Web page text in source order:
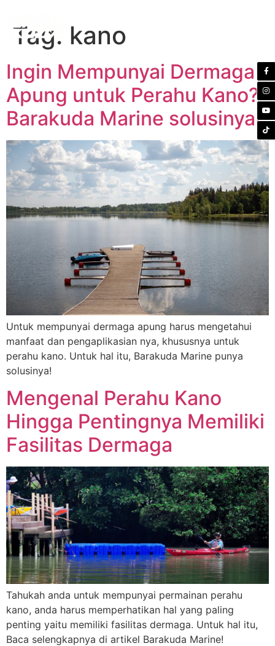
Tag: kano
Ingin Mempunyai Dermaga
Apung untuk Perahu Kano?
Barakuda Marine solusinya!
Untuk mempunyai dermaga apung harus mengetahui
manfaat dan pengaplikasian nya, khususnya untuk
perahu kano. Untuk hal itu, Barakuda Marine punya
solusinya!
Mengenal Perahu Kano
Hingga Pentingnya Memiliki
Fasilitas Dermaga
Tahukah anda untuk mempunyai permainan perahu
kano, anda harus memperhatikan hal yang paling
penting yaitu memiliki fasilitas dermaga. Untuk hal itu,
Baca selengkapnya di artikel Barakuda Marine!